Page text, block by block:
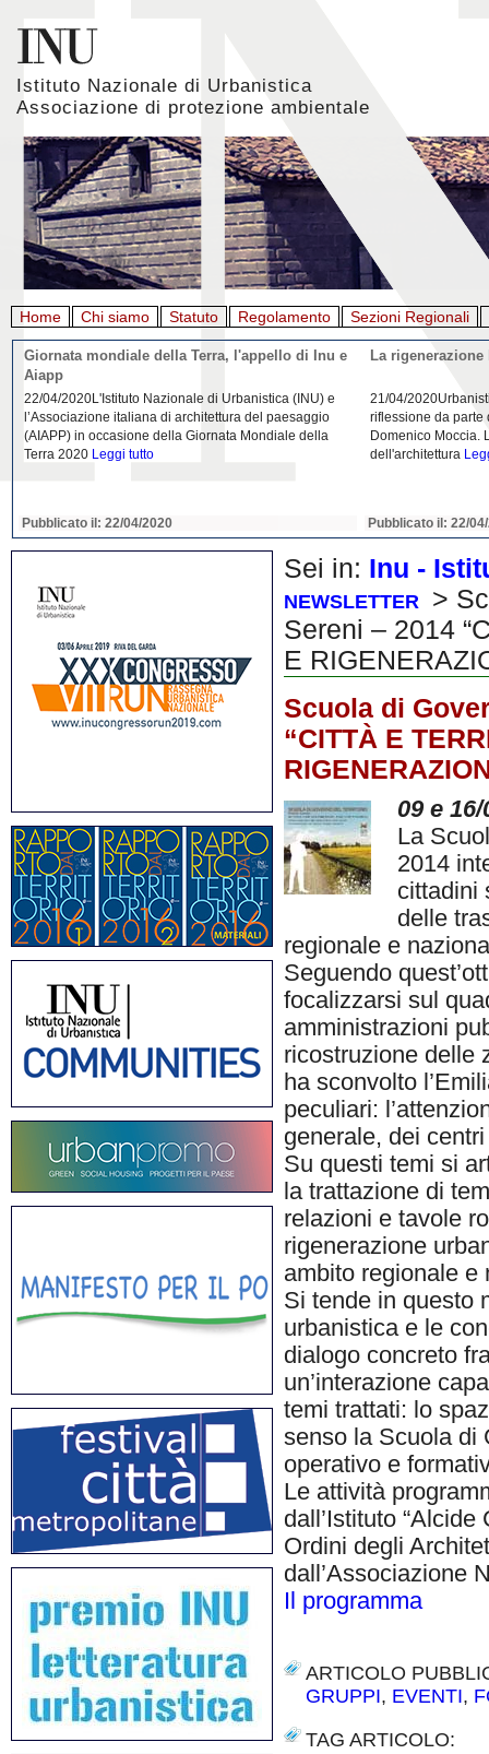
Istituto Nazionale di Urbanistica
Associazione di protezione ambientale
Home Chi siamo Statuto Regolamento Sezioni Regionali
Giornata mondiale della Terra, l'appello di Inu e
Aiapp
22/04/2020L'Istituto Nazionale di Urbanistica (INU) e
l’Associazione italiana di architettura del paesaggio
(AIAPP) in occasione della Giornata Mondiale della
Terra 2020 Leggi tutto
Pubblicato il: 22/04/2020
La
21/04/
riflessione da parte
Domenico Moccia.
dell'architettura
Pubblicato il: 22/
Sei in: Inu -
NEWSLETTER
>
Sereni – 2014
E
Scuola di
“CITTÀ E
09 e
La
2014
cittadini
delle
regionale e
Seguendo
focalizzarsi sul
amministrazioni
ricostruzione delle
ha sconvolto
peculiari:
generale, dei
Su questi temi si
la trattazione di
relazioni e tavole
rigenerazione
ambito regionale e
Si tende in questo
urbanistica e le
dialogo concreto
un’interazione
temi trattati: lo
senso la Scuola di
operativo e
Le attività
dall’Istituto
Ordini degli
dall’Associazione
Il programma
ARTICOLO
GRUPPI, EVENTI,
TAG ARTICOLO: